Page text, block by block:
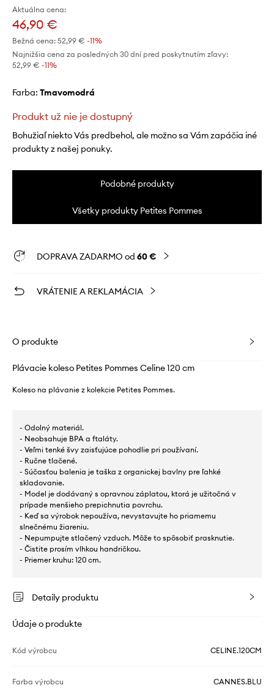
Aktuálna cena:
46,90 €
Bežná cena: 52,99 € -11%
Najnižšia cena za posledných 30 dní pred poskytnutím zľavy:
52,99 € -11%
Farba: tmavomodrá
Produkt už nie je dostupný
Bohužiaľ niekto Vás predbehol, ale možno sa Vám zapáčia iné
produkty z našej ponuky.
Podobné produkty
Všetky produkty Petites Pommes
DOPRAVA ZADARMO od 60 €
VRÁTENIE A REKLAMÁCIA
O produkte
Plávacie koleso Petites Pommes Celine 120 cm
Koleso na plávanie z kolekcie Petites Pommes.
- Odolný materiál.
- Neobsahuje BPA a ftaláty.
- Veľmi tenké švy zaisťujúce pohodlie pri používaní.
- Ručne tlačené.
- Súčasťou balenia je taška z organickej bavlny pre ľahké
skladovanie.
- Model je dodávaný s opravnou záplatou, ktorá je užitočná v
prípade menšieho prepichnutia povrchu.
- Keď sa výrobok nepoužíva, nevystavujte ho priamemu
slnečnému žiareniu.
- Nepumpujte stlačený vzduch. Môže to spôsobiť prasknutie.
- Čistite prosím vlhkou handričkou.
- Priemer kruhu: 120 cm.
Detaily produktu
Údaje o produkte
Kód výrobcu CELINE.120CM
Farba výrobcu CANNES.BLU